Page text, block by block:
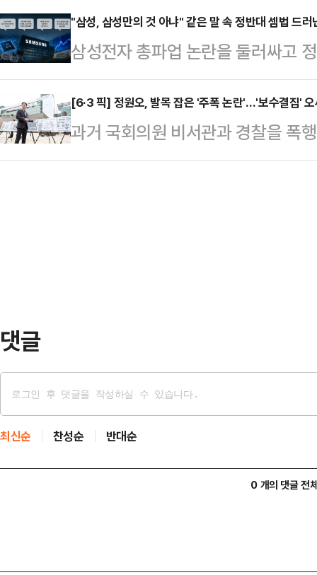
란 행위를 했고, 이를 목격한 아이
러나게 됐다. 승무원의 보고를 받은
청했고, 착륙…
실상 40조원에 달하는 특별보상 가
노조는 "제도화 없이는 의미 없다"
따르면 삼성전자 사측은 이날 노조
회사 측은 "중노위 사후조정 과정
대화를 요청했다. 앞서 중노위도 이
를 공식 요…
"삼성, 삼성만의 것 아냐" 같은 말 속 정반대 셈법 드러
삼성전자 총파업 논란을 둘러싸고
고 있다. 흥미로운 점은 정부 인사
부만의 문제가 아니다"라는 인식을
고 있다는 점이다.한쪽에서는 "국
야 한다"고 말하는 반면, 다른 한쪽
[6·3 픽] 정원오, 발목 잡은 '주폭 논란'…'보수결집'
과거 국회의원 비서관과 경찰을 폭
건'이 정원오 더불어민주당 서울시
댓글
최신순 찬성순 반대순
0 개의 댓글 전